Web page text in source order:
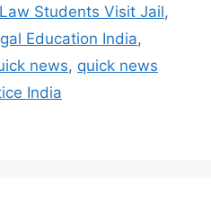
Law Students Visit Jail,
Education India,
news, quick news
India